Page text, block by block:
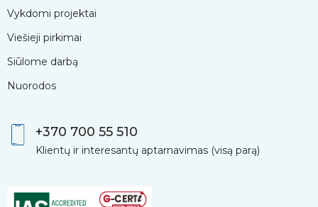
Vykdomi projektai
Viešieji pirkimai
Siūlome darbą
Nuorodos
+370 700 55 510
Klientų ir interesantų aptarnavimas (visą parą)